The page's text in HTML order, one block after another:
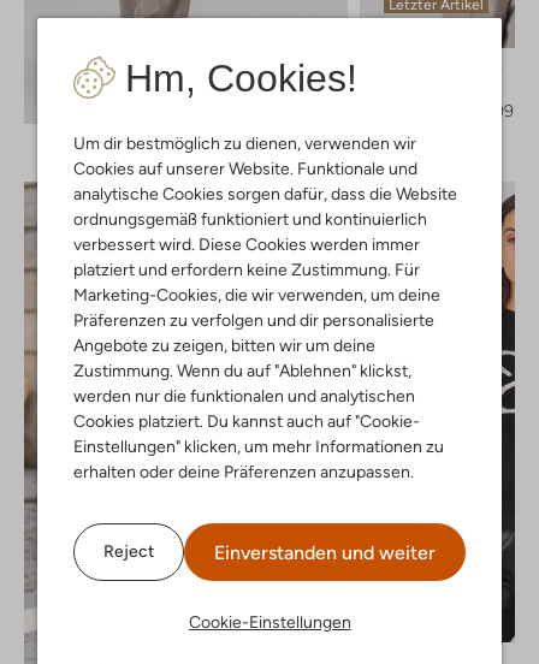
Hm, Cookies!
Um dir bestmöglich zu dienen, verwenden wir
Cookies auf unserer Website. Funktionale und
analytische Cookies sorgen dafür, dass die Website
ordnungsgemäß funktioniert und kontinuierlich
verbessert wird. Diese Cookies werden immer
platziert und erfordern keine Zustimmung. Für
Marketing-Cookies, die wir verwenden, um deine
Präferenzen zu verfolgen und dir personalisierte
Angebote zu zeigen, bitten wir um deine
Zustimmung. Wenn du auf "Ablehnen" klickst,
werden nur die funktionalen und analytischen
Cookies platziert. Du kannst auch auf "Cookie-
Einstellungen" klicken, um mehr Informationen zu
erhalten oder deine Präferenzen anzupassen.
Reject Einverstanden und weiter
Cookie-Einstellungen
Entdecke den Look
Letzter Artikel
€ 87,99